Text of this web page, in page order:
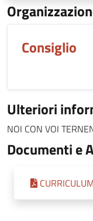
Consiglio
Ulteriori
NOI CON VOI
Documenti e